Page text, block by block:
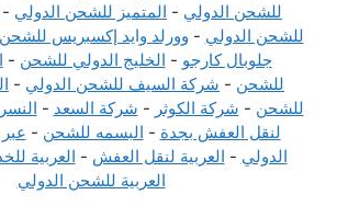
للشحن الدولي - المتميز للشحن الدولي -
للشحن الدولي - وورلد وايد إكسبريس
جلوبال كارجو - الخليج الدولي للشحن -
للشحن - شركة السيف للشحن الدولي -
للشحن - شركة الكوثر - شركة السعد -
لنقل العفش بجدة - البسمه للشحن -
الدولي - العربية لنقل العفش - العربية
العربية للشحن الدولي